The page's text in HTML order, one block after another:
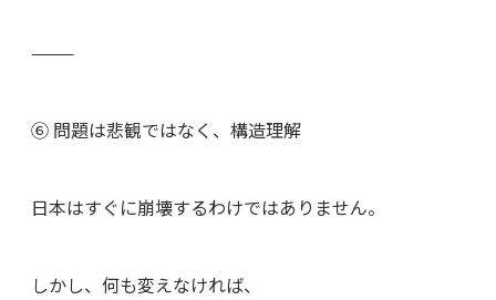
⸻
⑥ 問題は悲観ではなく、構造理解
日本はすぐに崩壊するわけではありません。
しかし、何も変えなければ、